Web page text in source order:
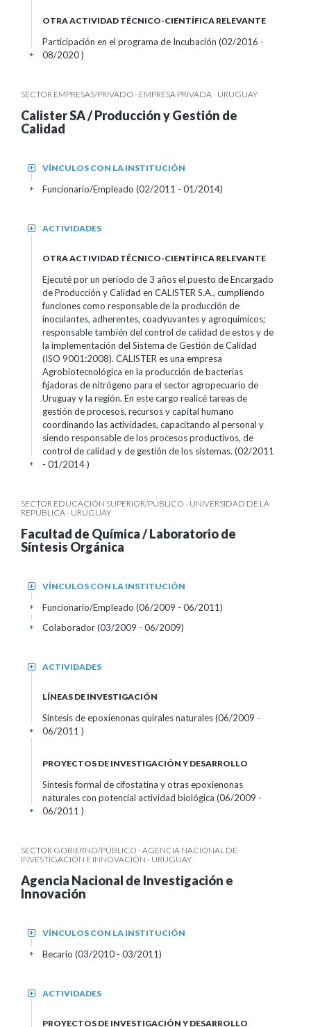
OTRA ACTIVIDAD TÉCNICO-CIENTÍFICA RELEVANTE
Participación en el programa de Incubación (02/2016 -
08/2020 )
+
SECTOR EMPRESAS/PRIVADO - EMPRESA PRIVADA - URUGUAY
Calister SA / Producción y Gestión de
Calidad
VÍNCULOS CON LA INSTITUCIÓN
+
Funcionario/Empleado (02/2011 - 01/2014)
+
ACTIVIDADES
+
OTRA ACTIVIDAD TÉCNICO-CIENTÍFICA RELEVANTE
Ejecuté por un período de 3 años el puesto de Encargado
de Producción y Calidad en CALISTER S.A., cumpliendo
funciones como responsable de la producción de
inoculantes, adherentes, coadyuvantes y agroquímicos;
responsable también del control de calidad de estos y de
la implementación del Sistema de Gestión de Calidad
(ISO 9001:2008). CALISTER es una empresa
Agrobiotecnológica en la producción de bacterias
fijadoras de nitrógeno para el sector agropecuario de
Uruguay y la región. En este cargo realicé tareas de
gestión de procesos, recursos y capital humano
coordinando las actividades, capacitando al personal y
siendo responsable de los procesos productivos, de
control de calidad y de gestión de los sistemas. (02/2011
- 01/2014 )
+
SECTOR EDUCACIÓN SUPERIOR/PÚBLICO - UNIVERSIDAD DE LA
REPÚBLICA - URUGUAY
Facultad de Química / Laboratorio de
Síntesis Orgánica
VÍNCULOS CON LA INSTITUCIÓN
+
Funcionario/Empleado (06/2009 - 06/2011)
+
Colaborador (03/2009 - 06/2009)
+
ACTIVIDADES
+
LÍNEAS DE INVESTIGACIÓN
Síntesis de epoxienonas quirales naturales (06/2009 -
06/2011 )
+
PROYECTOS DE INVESTIGACIÓN Y DESARROLLO
Síntesis formal de cifostatina y otras epoxienonas
naturales con potencial actividad biológica (06/2009 -
06/2011 )
+
SECTOR GOBIERNO/PÚBLICO - AGENCIA NACIONAL DE
INVESTIGACIÓN E INNOVACIÓN - URUGUAY
Agencia Nacional de Investigación e
Innovación
VÍNCULOS CON LA INSTITUCIÓN
+
Becario (03/2010 - 03/2011)
+
ACTIVIDADES
+
PROYECTOS DE INVESTIGACIÓN Y DESARROLLO